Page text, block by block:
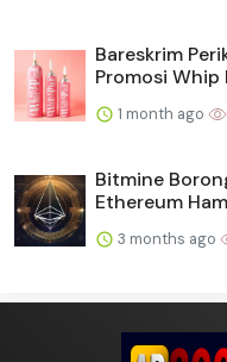
Bareskrim
Promosi Whip
1 month ago
Bitmine
Ethereum
3 months ago